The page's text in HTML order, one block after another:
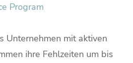
Program
Unternehmen mit aktiven
ihre Fehlzeiten um bis